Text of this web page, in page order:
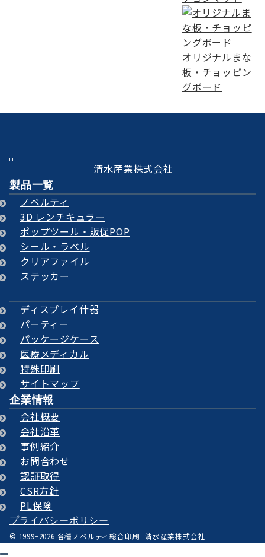
オリジナルまな
板・チョッピン
グボード
清水産業株式会社
製品一覧
ノベルティ
3D レンチキュラー
ポップツール・販促POP
シール・ラベル
クリアファイル
ステッカー
ディスプレイ什器
パーティー
パッケージケース
医療メディカル
特殊印刷
サイトマップ
企業情報
会社概要
会社沿革
事例紹介
お問合わせ
認証取得
CSR方針
PL保険
プライバシーポリシー
© 1999−2026 各種ノベルティ総合印刷- 清水産業株式会社